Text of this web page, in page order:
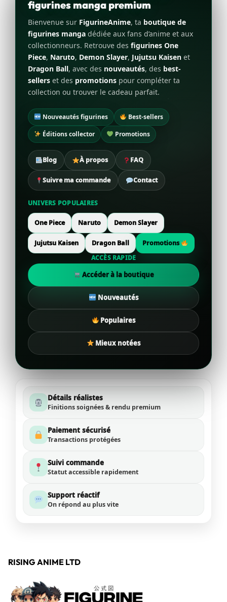
figurines manga premium
Bienvenue sur FigurineAnime, ta boutique de
figurines manga dédiée aux fans d’anime et aux
collectionneurs. Retrouve des figurines One
Piece, Naruto, Demon Slayer, Jujutsu Kaisen et
Dragon Ball, avec des nouveautés, des best-
sellers et des promotions pour compléter ta
collection ou trouver le cadeau parfait.
Nouveautés figurines
Best-sellers
Éditions collector
Promotions
Blog À propos FAQ
Suivre ma commande Contact
UNIVERS POPULAIRES
One Piece Naruto Demon Slayer
Jujutsu Kaisen Dragon Ball
Promotions
ACCÈS RAPIDE
Accéder à la boutique
Nouveautés
Populaires
Mieux notées
Détails réalistes
Finitions soignées & rendu premium
Paiement sécurisé
Transactions protégées
Suivi commande
Statut accessible rapidement
Support réactif
On répond au plus vite
RISING ANIME LTD